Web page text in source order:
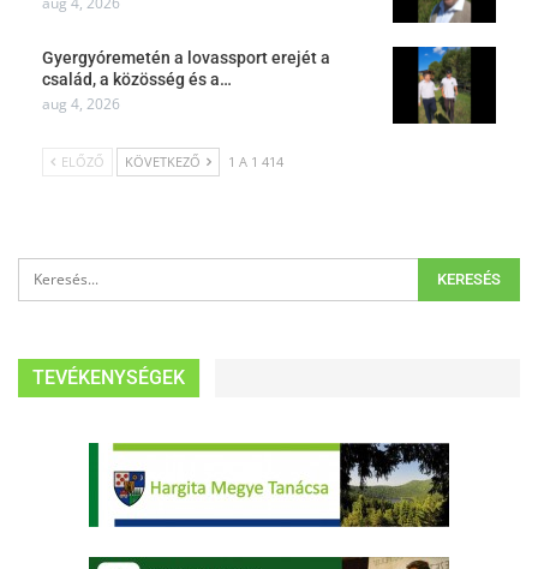
Gyergyóremetén a lovassport erejét a
család, a közösség és a…
aug 4, 2026
ELŐZŐ KÖVETKEZŐ 1 A 1 414
TEVÉKENYSÉGEK